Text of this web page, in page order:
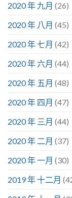
2020 年 九月 (26)
2020 年 八月 (45)
2020 年 七月 (42)
2020 年 六月 (44)
2020 年 五月 (48)
2020 年 四月 (47)
2020 年 三月 (44)
2020 年 二月 (37)
2020 年 一月 (30)
2019 年 十二月